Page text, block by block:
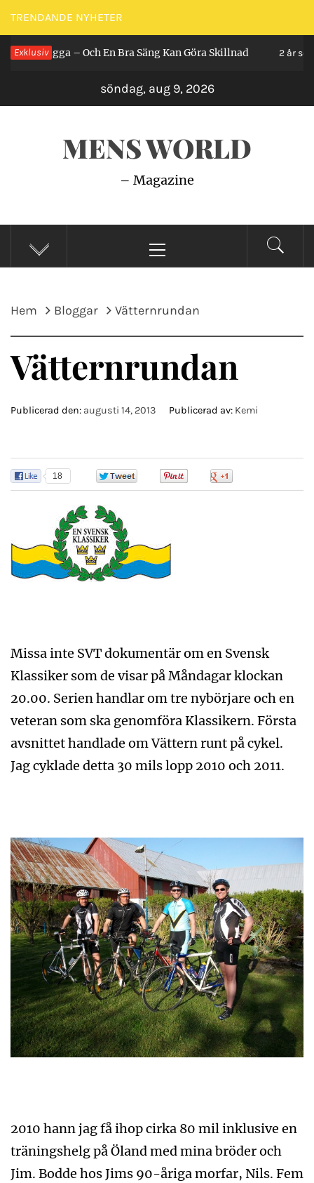
Hoppa
till
innehåll
TRENDANDE NYHETER
Exklusiv
Ligga – Och En Bra Säng Kan Göra Skillnad 2 år sedan
söndag, aug 9, 2026
MENS WORLD
– Magazine
meny
Hem Bloggar Vätternrundan
Vätternrundan
Publicerad den: augusti 14, 2013 Publicerad av: Kemi
18
Missa inte SVT dokumentär om en Svensk
Klassiker som de visar på Måndagar klockan
20.00. Serien handlar om tre nybörjare och en
veteran som ska genomföra Klassikern. Första
avsnittet handlade om Vättern runt på cykel.
Jag cyklade detta 30 mils lopp 2010 och 2011.
2010 hann jag få ihop cirka 80 mil inklusive en
träningshelg på Öland med mina bröder och
Jim. Bodde hos Jims 90-åriga morfar, Nils. Fem